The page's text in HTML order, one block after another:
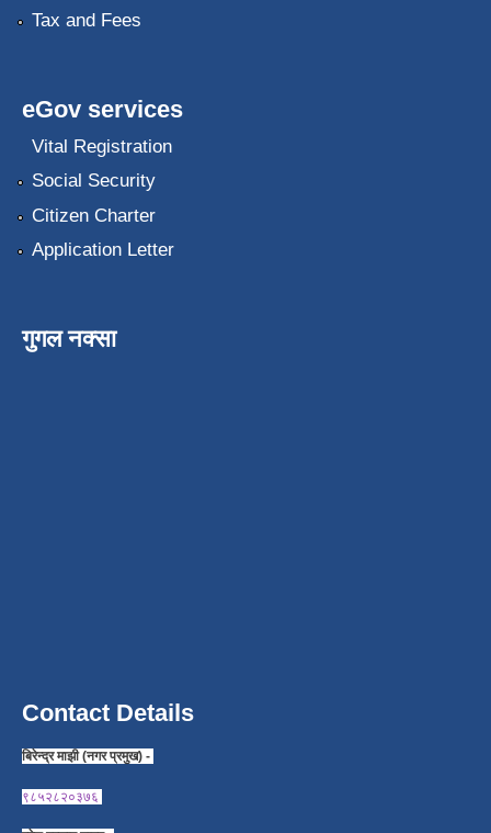
Tax and Fees
eGov services
Vital Registration
Social Security
Citizen Charter
Application Letter
गुगल नक्सा
Contact Details
बिरेन्द्र माझी (नगर प्रमुख) -
९८५२८२०३७६